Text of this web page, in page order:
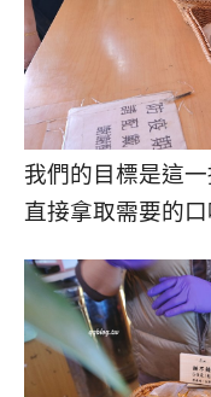
我們的目標是這
直接拿取需要的